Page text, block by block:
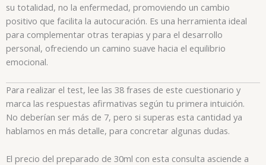
su totalidad, no la enfermedad, promoviendo un cambio
positivo que facilita la autocuración. Es una herramienta ideal
para complementar otras terapias y para el desarrollo
personal, ofreciendo un camino suave hacia el equilibrio
emocional.
Para realizar el test, lee las 38 frases de este cuestionario y
marca las respuestas afirmativas según tu primera intuición.
No deberían ser más de 7, pero si superas esta cantidad ya
hablamos en más detalle, para concretar algunas dudas.
El precio del preparado de 30ml con esta consulta asciende a